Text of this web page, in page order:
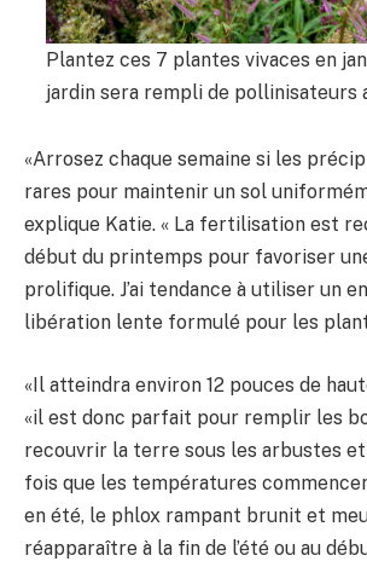
Plantez ces 7 plantes vivaces en
jardin sera rempli de pollinisateurs
«Arrosez chaque semaine si les
rares pour maintenir un sol
explique Katie. « La fertilisation est
début du printemps pour favoriser
prolifique. J’ai tendance à utiliser un
libération lente formulé pour les
«Il atteindra environ 12 pouces de
«il est donc parfait pour remplir les
recouvrir la terre sous les arbustes et
fois que les températures
en été, le phlox rampant brunit et
réapparaître à la fin de l’été ou au